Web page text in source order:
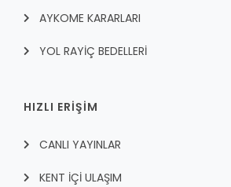
AYKOME KARARLARI
YOL RAYİÇ BEDELLERİ
HIZLI ERİŞİM
CANLI YAYINLAR
KENT İÇI ULAŞIM